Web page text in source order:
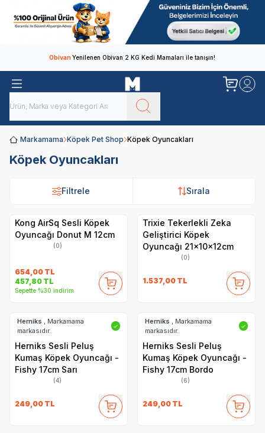
ObivanYenilenen Obivan 2 KG Kedi Mamaları ile tanışın!
Markamama Köpek Pet Shop Köpek Oyuncakları
Köpek Oyuncakları
Filtrele Sırala
Kong AirSq Sesli Köpek
Oyuncağı Donut M 12cm
(0)
654,00 TL
457,80 TL
Sepette %30 indirim
Trixie Tekerlekli Zeka
Geliştirici Köpek
Oyuncağı 21x10x12cm
(0)
1.537,00 TL
Herniks , Markamama
markasıdır.
✓
Herniks Sesli Peluş
Kumaş Köpek Oyuncağı -
Fishy 17cm Sarı
(4)
249,00 TL
Herniks , Markamama
markasıdır.
✓
Herniks Sesli Peluş
Kumaş Köpek Oyuncağı -
Fishy 17cm Bordo
(6)
249,00 TL